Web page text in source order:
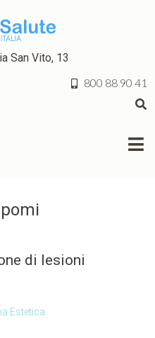
San Vito, 13
800 88 90 41
di lesioni
Estetica